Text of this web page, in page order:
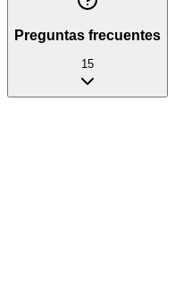
Preguntas frecuentes
15